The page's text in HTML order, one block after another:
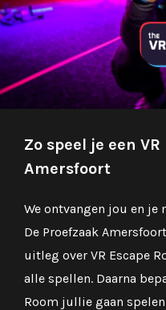
Zo speel je een
Amersfoort
We ontvangen jou en je
De Proefzaak
uitleg over VR Escape
alle spellen. Daarna
Room jullie gaan